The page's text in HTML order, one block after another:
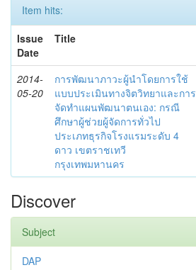
Item hits:
Issue
Date
Title
2014-
05-20
การพัฒนาภาวะผู้นำโดยการใช้
แบบประเมินทางจิตวิทยาและการ
จัดทำแผนพัฒนาตนเอง: กรณี
ศึกษาผู้ช่วยผู้จัดการทั่วไป
ประเภทธุรกิจโรงแรมระดับ 4
ดาว เขตราชเทวี
กรุงเทพมหานคร
Discover
Subject
DAP